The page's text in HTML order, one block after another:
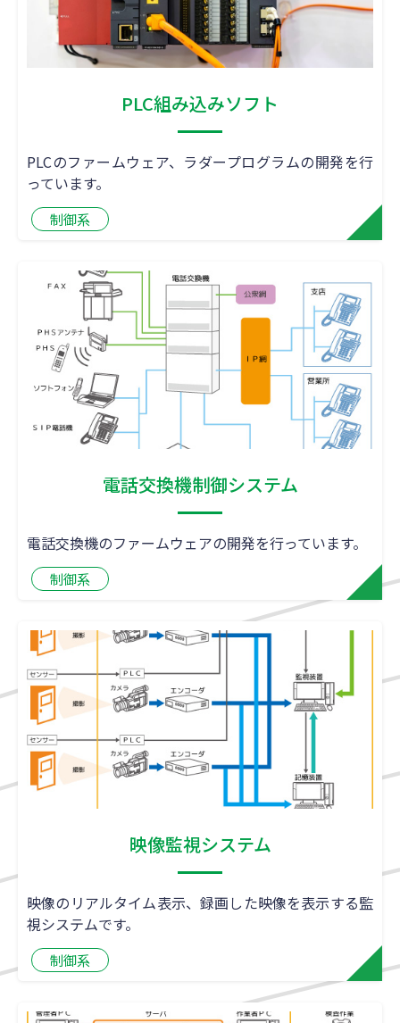
PLC組み込みソフト
PLCのファームウェア、ラダープログラムの開発を行
っています。
制御系
電話交換機制御システム
電話交換機のファームウェアの開発を行っています。
制御系
映像監視システム
映像のリアルタイム表示、録画した映像を表示する監
視システムです。
制御系